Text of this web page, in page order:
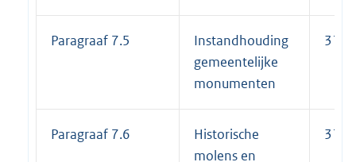
Paragraaf 7.5
Instandhouding
gemeentelijke
monumenten
31-
Paragraaf 7.6
Historische
molens en
31-